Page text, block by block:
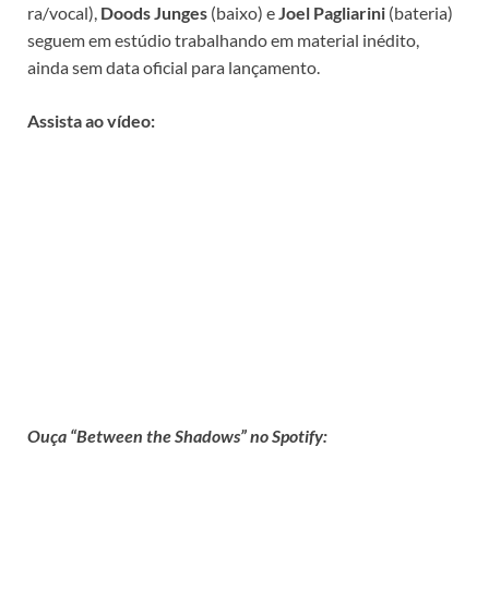
ra/vocal), DoodsJunges (baixo) eJoel Pagliarini (bateria)
seguem em estúdio trabalhando em material inédito,
ainda sem data oficial para lançamento.
Assista ao vídeo:
Ouça “Between the Shadows” no Spotify: